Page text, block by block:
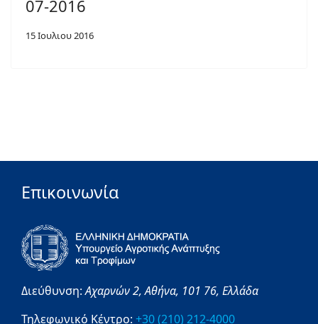
07-2016
15 Ιουλιου 2016
Επικοινωνία
Διεύθυνση:Αχαρνών 2,Αθήνα, 101 76, Ελλάδα
Τηλεφωνικό Κέντρο: +30 (210) 212-4000